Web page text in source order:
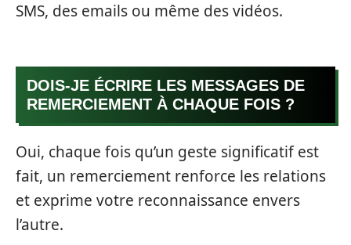
SMS, des emails ou même des vidéos.
DOIS-JE ÉCRIRE LES MESSAGES DE
REMERCIEMENT À CHAQUE FOIS ?
Oui, chaque fois qu’un geste significatif est
fait, un remerciement renforce les relations
et exprime votre reconnaissance envers
l’autre.